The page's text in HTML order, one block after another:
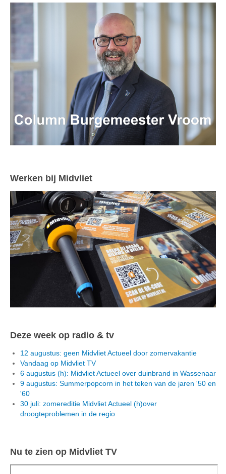
Werken bij Midvliet
Deze week op radio & tv
12 augustus: geen Midvliet Actueel door zomervakantie
Vandaag op Midvliet TV
6 augustus (h): Midvliet Actueel over duinbrand in Wassenaar
9 augustus: Summerpopcorn in het teken van de jaren '50 en
'60
30 juli: zomereditie Midvliet Actueel (h)over
droogteproblemen in de regio
Nu te zien op Midvliet TV